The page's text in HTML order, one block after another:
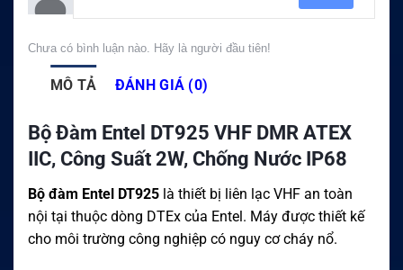
Chưa có bình luận nào. Hãy là người đầu tiên!
MÔ TẢ ĐÁNH GIÁ (0)
Bộ Đàm Entel DT925 VHF DMR ATEX
IIC, Công Suất 2W, Chống Nước IP68
Bộ đàm Entel DT925 là thiết bị liên lạc VHF an toàn
nội tại thuộc dòng DTEx của Entel. Máy được thiết kế
cho môi trường công nghiệp có nguy cơ cháy nổ.